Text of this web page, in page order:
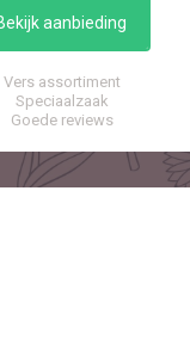
aanbieding
Vers assortiment
Speciaalzaak
Goede reviews